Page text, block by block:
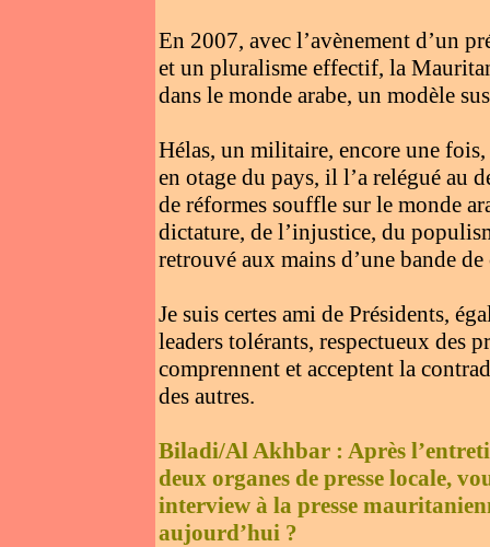
En 2007, avec l’avènement d’un
et un pluralisme effectif, la
dans le monde arabe, un modèle
Hélas, un militaire, encore une
en otage du pays, il l’a relégué au
de réformes souffle sur le monde
dictature, de l’injustice, du
retrouvé aux mains d’une bande
Je suis certes ami de Présidents,
leaders tolérants, respectueux des
comprennent et acceptent la
des autres.
Biladi/Al Akhbar : Après
deux organes de presse locale,
interview à la presse
aujourd’hui ?